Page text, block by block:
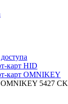
карт HID
карт OMNIKEY
5427 CK